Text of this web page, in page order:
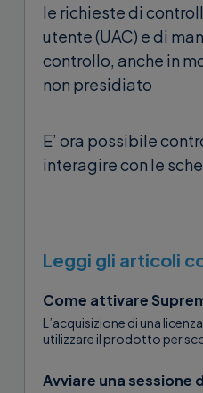
le richieste di
utente (UAC) e di
controllo, anche in
non presidiato
E’ ora possibile
interagire con le
Leggi gli articoli
Come attivare
L’acquisizione di una
utilizzare il prodotto per
Avviare una